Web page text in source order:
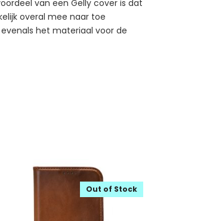
van een Gelly cover is dat
overal mee naar toe
het materiaal voor de
Out of Stock